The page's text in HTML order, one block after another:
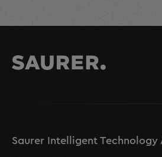
Saurer Intelligent Technology